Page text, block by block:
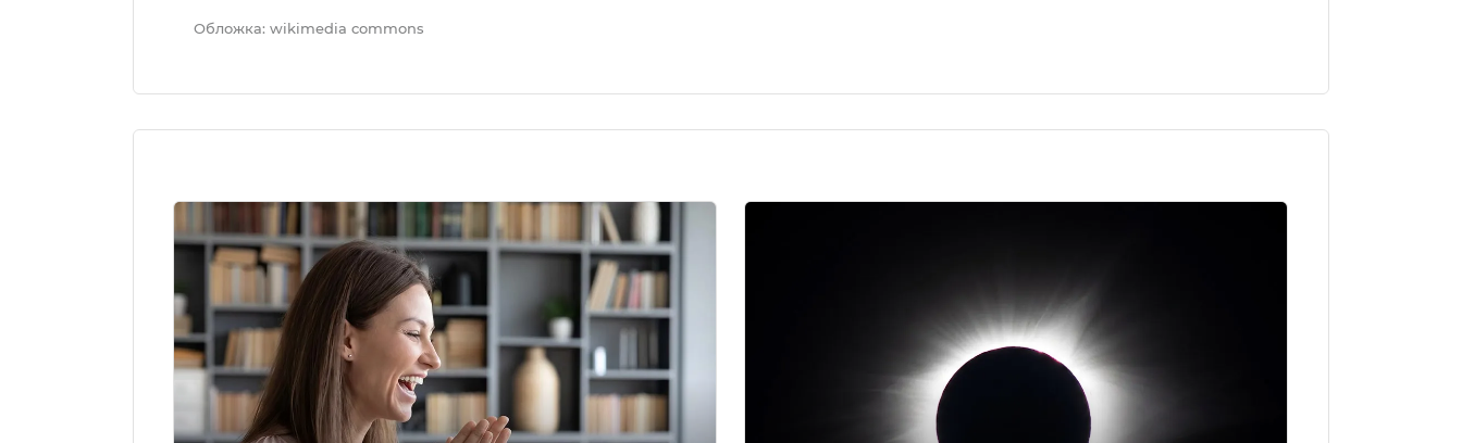
Обложка: wikimedia commons